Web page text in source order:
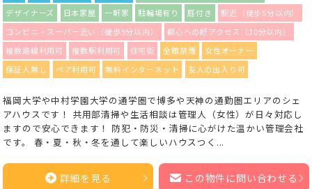
デザイナーズ
日本家屋 一軒家 駐輪場有り 庭付き
駅近（徒歩5分以内）
コンビニ・スーパー近い（徒歩5分以内）
都心への好アクセス（30分以内）
複数路線利用可
複数駅利用可 住宅街 全館禁煙
女性オーナー
保証人無し
ペア利用可 無料インターネット 友人の出入り可
福岡大学や中村学園大学の通学圏で博多や天神の通勤圏エリアのシェ
アハウスです！ 共用部清掃や生活相談は管理人（女性）が日々対応し
ますので安心できます！ 防犯・防災・清掃に心がけた温かい管理会社
です。 春・夏・秋・冬を通して楽しいハウスつく...
詳細を見る この物件に問い合わせる